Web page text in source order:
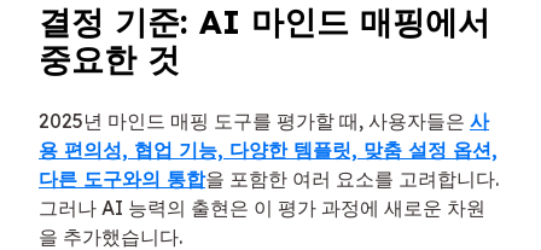
결정 기준: AI 마인드 매핑에서
중요한 것
2025년 마인드 매핑 도구를 평가할 때, 사용자들은 사
용 편의성, 협업 기능, 다양한 템플릿, 맞춤 설정 옵션,
다른 도구와의 통합을 포함한 여러 요소를 고려합니다.
그러나 AI 능력의 출현은 이 평가 과정에 새로운 차원
을 추가했습니다.